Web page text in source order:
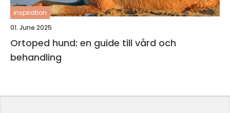
inspiration
01. June 2025
Ortoped hund: en guide till vård och
behandling